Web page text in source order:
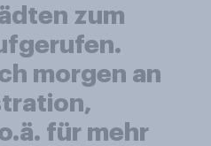
zum
morgen an
für mehr